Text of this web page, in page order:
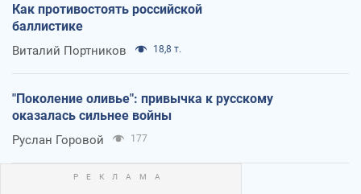
Как противостоять российской
баллистике
Виталий Портников 18,8 т.
"Поколение оливье": привычка к русскому
оказалась сильнее войны
Руслан Горовой 177